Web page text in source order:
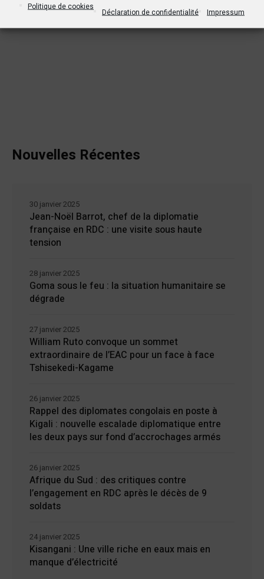
Politique de cookies
Déclaration de confidentialité Impressum
Nouvelles Récentes
Jean-Noël Barrot, chef de la diplomatie
française en RDC : une visite sous haute
tension
30 janvier 2025
Goma sous le feu : la situation humanitaire se
dégrade
28 janvier 2025
William Ruto convoque un sommet
extraordinaire de l’EAC pour un face à face
Tshisekedi-Kagame
27 janvier 2025
Rappel des diplomates congolais en poste à
Kigali : nouvelle escalade diplomatique entre
les deux pays sur fond d’accrochages armés
26 janvier 2025
Afrique du Sud : des critiques contre
l’engagement en RDC après le décès de 9
soldats
26 janvier 2025
Kisangani : Une ville riche en eaux mais en
manque d’électricité
24 janvier 2025